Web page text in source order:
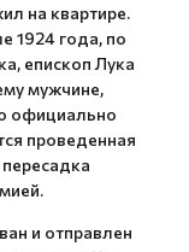
на квартире.
1924 года, по
епископ Лука
мужчине,
официально
проведенная
и отправлен